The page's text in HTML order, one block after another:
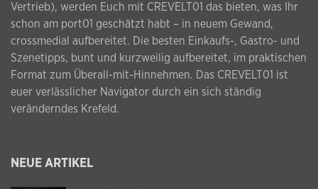
Vertrieb), werden Euch mit CREVELT01 das bieten, was Ihr
schon am port01 geschätzt habt – in neuem Gewand,
crossmedial aufbereitet. Die besten Einkaufs-, Gastro- und
Szenetipps, bunt und kurzweilig aufbereitet, im praktischen
Format zum Überall-mit-Hinnehmen. Das CREVELT01 ist
euer verlässlicher Navigator durch ein sich ständig
veränderndes Krefeld.
NEUE ARTIKEL